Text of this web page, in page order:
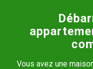
Vous avez une